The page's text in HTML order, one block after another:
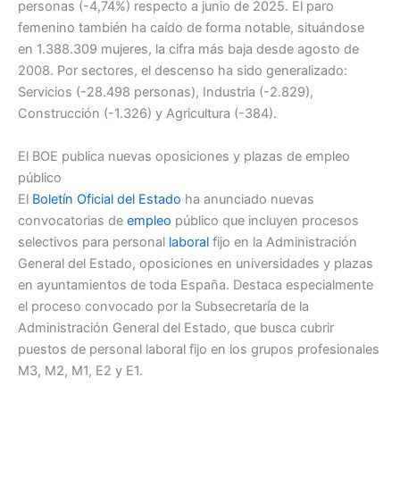
personas (-4,74%) respecto a junio de 2025. El paro
femenino también ha caído de forma notable, situándose
en 1.388.309 mujeres, la cifra más baja desde agosto de
2008. Por sectores, el descenso ha sido generalizado:
Servicios (-28.498 personas), Industria (-2.829),
Construcción (-1.326) y Agricultura (-384).
El BOE publica nuevas oposiciones y plazas de empleo
público
El Boletín Oficial del Estado ha anunciado nuevas
convocatorias de empleo público que incluyen procesos
selectivos para personal laboral fijo en la Administración
General del Estado, oposiciones en universidades y plazas
en ayuntamientos de toda España. Destaca especialmente
el proceso convocado por la Subsecretaría de la
Administración General del Estado, que busca cubrir
puestos de personal laboral fijo en los grupos profesionales
M3, M2, M1, E2 y E1.